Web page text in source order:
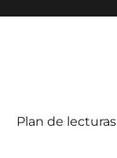
Plan de lecturas